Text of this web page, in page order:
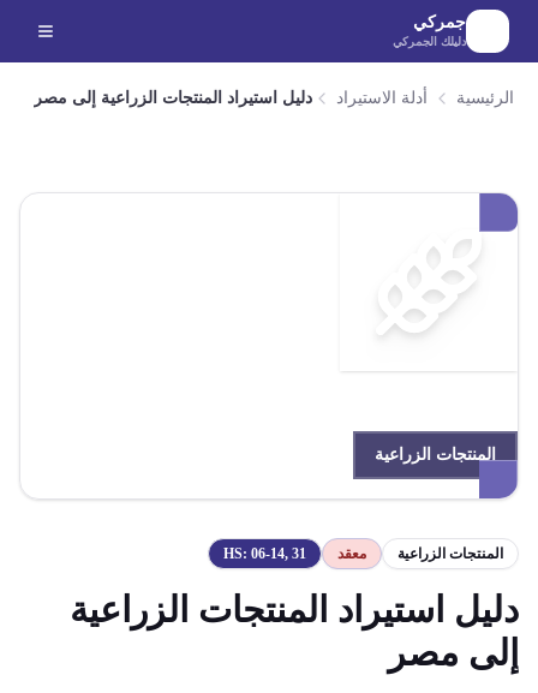
الانتقال إلى المحتوى الرئيسي
جمركي
دليلك الجمركي
الرئيسية أدلة الاستيراد دليل استيراد المنتجات الزراعية إلى مصر
المنتجات الزراعية
المنتجات الزراعية معقد HS: 06-14, 31
دليل استيراد المنتجات الزراعية
إلى مصر